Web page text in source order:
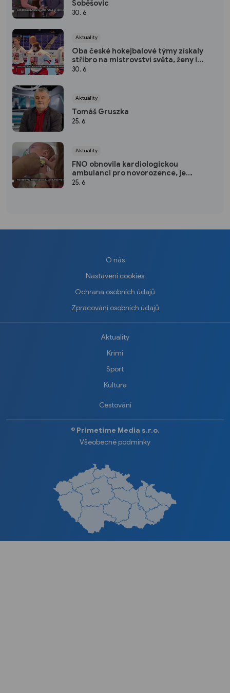
Soběšovic
30. 6.
Aktuality
Oba české hokejbalové týmy získaly
stříbro na mistrovství světa, ženy i
muže porazili Američané
30. 6.
Aktuality
Tomáš Gruszka
25. 6.
Aktuality
FNO obnovila kardiologickou
ambulanci pro novorozence, je
umístěna na oddělení neonatologie
25. 6.
O nás
Nastavení cookies
Ochrana osobních údajů
Zpracování osobních údajů
Aktuality
Krimi
Sport
Kultura
Cestování
©️ Primetime Media s.r.o.
Všeobecné podmínky